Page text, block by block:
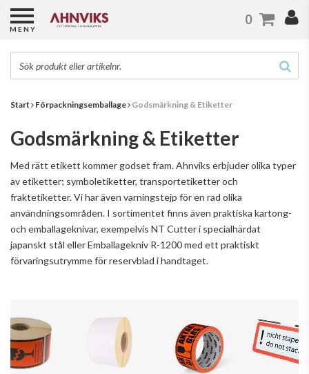
Start Förpackningsemballage Godsmärkning & Etiketter
Godsmärkning & Etiketter
Med rätt etikett kommer godset fram. Ahnviks erbjuder olika typer
av etiketter; symboletiketter, transportetiketter och
fraktetiketter. Vi har även varningstejp för en rad olika
användningsområden. I sortimentet finns även praktiska kartong-
och emballageknivar, exempelvis NT Cutter i specialhärdat
japanskt stål eller Emballagekniv R-1200 med ett praktiskt
förvaringsutrymme för reservblad i handtaget.
MENY
0